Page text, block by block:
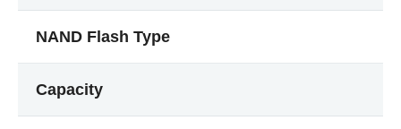
NAND Flash Type
Capacity